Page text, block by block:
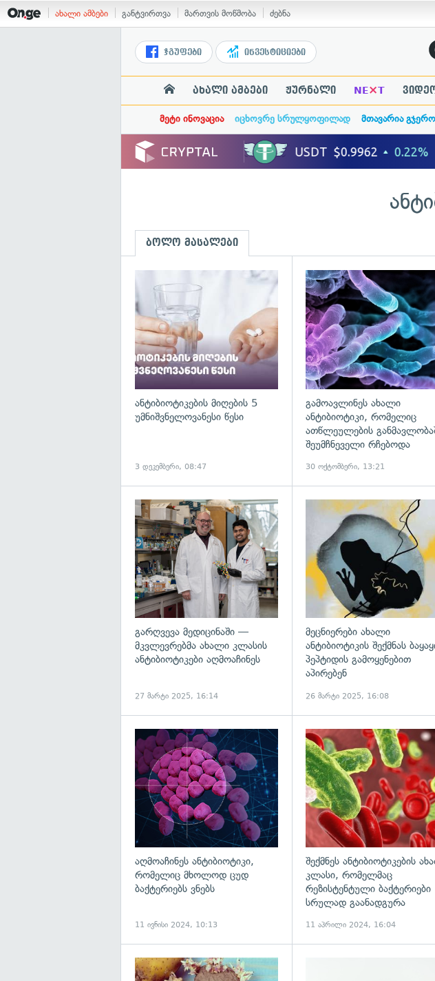
ახალი ამბები განტვირთვა მართვის მოწმობა ძებნა
ჯგუფები ინვესტიციები
ახალი ამბები ჟურნალი NE×T
მეტი ინოვაცია იცხოვრე სრულყოფილად მთავარია
ბოლო მასალები
ანტიბიოტიკების მიღების 5
უმნიშვნელოვანესი წესი
3 დეკემბერი, 08:47
გამოავლინეს ახალი
ანტიბიოტიკი, რომელიც
ათწლეულების
შეუმჩნეველი რჩებოდა
30 ოქტომბერი, 13:21
გადახედვა
გარღვევა მედიცინაში —
მკვლევრებმა ახალი კლასის
ანტიბიოტიკები აღმოაჩინეს
27 მარტი 2025, 16:14
მეცნიერები ახალი
ანტიბიოტიკის შექმნას
პეპტიდის გამოყენებით
აპირებენ
26 მარტი 2025, 16:08
გადახედვა
აღმოაჩინეს ანტიბიოტიკი,
რომელიც მხოლოდ ცუდ
ბაქტერიებს ვნებს
11 ივნისი 2024, 10:13
შექმნეს ანტიბიოტიკების
კლასი, რომელმაც
რეზისტენტული ბაქტერიები
სრულად გაანადგურა
11 აპრილი 2024, 16:04